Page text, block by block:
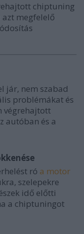
chiptuning
megfelelő
jár, nem szabad
problémákat és
végrehajtott
autóban és a
ró a motor
szelepekre
idő előtti
a chiptuningot